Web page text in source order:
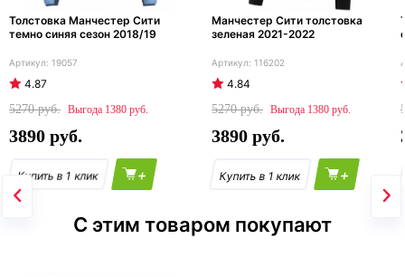
Толстовка Манчестер Сити
темно синяя сезон 2018/19
19057
4.87
5270
1380
3890
+
Манчестер Сити толстовка
зеленая 2021-2022
116202
4.84
5270
1380
3890
+
С этим товаром покупают